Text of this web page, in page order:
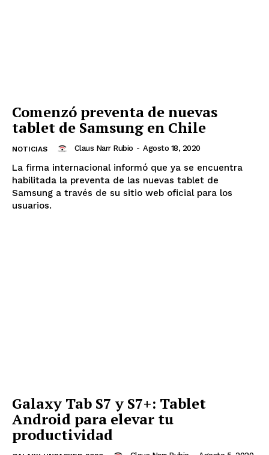
Comenzó preventa de nuevas
tablet de Samsung en Chile
NOTICIAS Claus Narr Rubio - Agosto 18, 2020
La firma internacional informó que ya se encuentra
habilitada la preventa de las nuevas tablet de
Samsung a través de su sitio web oficial para los
usuarios.
Galaxy Tab S7 y S7+: Tablet
Android para elevar tu
productividad